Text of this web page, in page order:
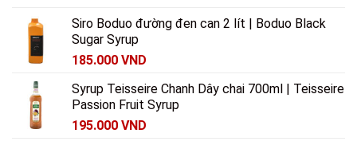
Siro Boduo đường đen can 2 lít | Boduo Black
Sugar Syrup
185.000 VND
Syrup Teisseire Chanh Dây chai 700ml | Teisseire
Passion Fruit Syrup
195.000 VND